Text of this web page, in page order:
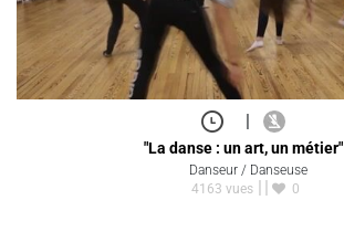
|
"La danse : un art, un métier"
Danseur / Danseuse
4163 vues
0